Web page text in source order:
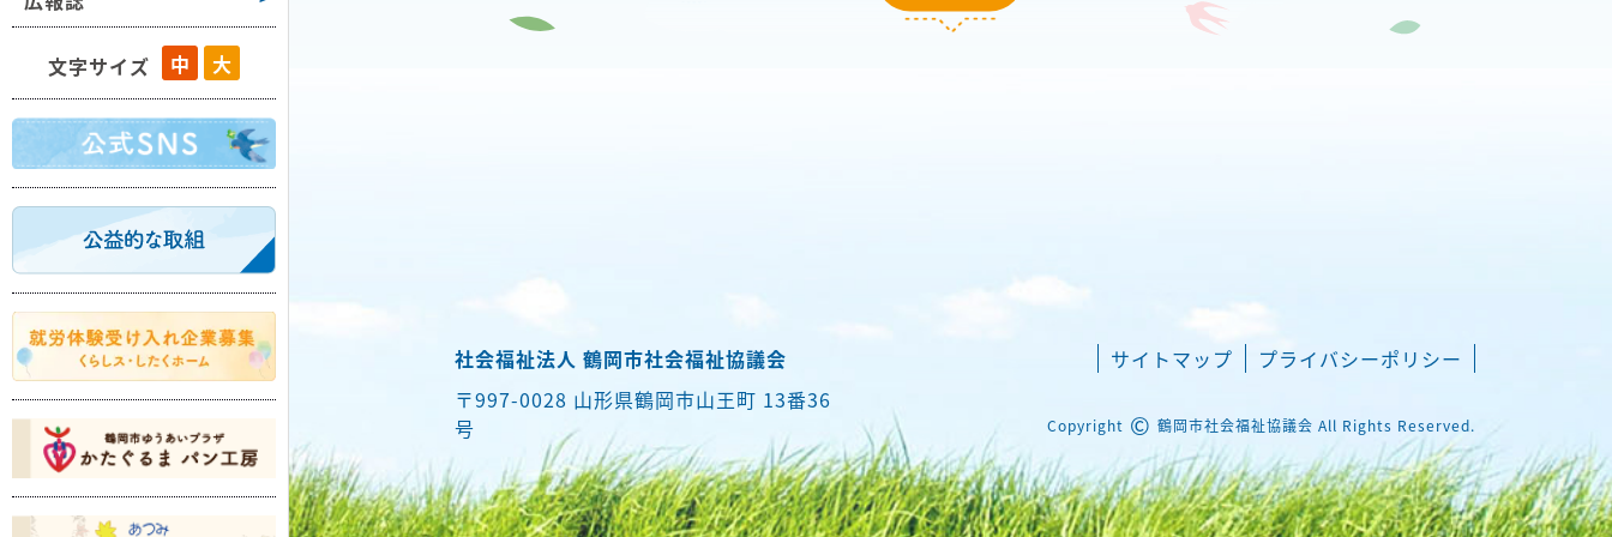
引
日
海
文字サイズ 中 大
社会福祉法人 鶴岡市社会福祉協議会
〒997-0028 山形県鶴岡市山王町 13番36
号
サイトマップ プライバシーポリシー
Copyright © 鶴岡市社会福祉協議会 All Rights Reserved.